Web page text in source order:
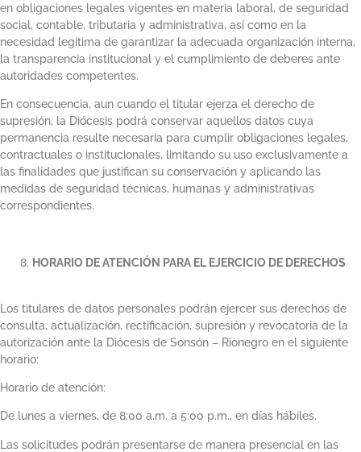
en obligaciones legales vigentes en materia laboral, de seguridad
social, contable, tributaria y administrativa, así como en la
necesidad legítima de garantizar la adecuada organización interna,
la transparencia institucional y el cumplimiento de deberes ante
autoridades competentes.
En consecuencia, aun cuando el titular ejerza el derecho de
supresión, la Diócesis podrá conservar aquellos datos cuya
permanencia resulte necesaria para cumplir obligaciones legales,
contractuales o institucionales, limitando su uso exclusivamente a
las finalidades que justifican su conservación y aplicando las
medidas de seguridad técnicas, humanas y administrativas
correspondientes.
HORARIO DE ATENCIÓN PARA EL EJERCICIO DE DERECHOS
Los titulares de datos personales podrán ejercer sus derechos de
consulta, actualización, rectificación, supresión y revocatoria de la
autorización ante la Diócesis de Sonsón – Rionegro en el siguiente
horario:
Horario de atención:
De lunes a viernes, de 8:00 a.m. a 5:00 p.m., en días hábiles.
Las solicitudes podrán presentarse de manera presencial en las